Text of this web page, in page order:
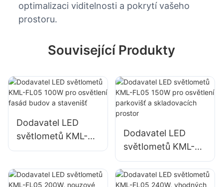
optimalizaci viditelnosti a pokrytí vašeho
prostoru.
Související Produkty
Dodavatel LED
světlometů KML-
FL05 100W pro
budov a stavenišť
Dodavatel LED
světlometů KML-
FL05 150W pro
osvětlení parkovišť